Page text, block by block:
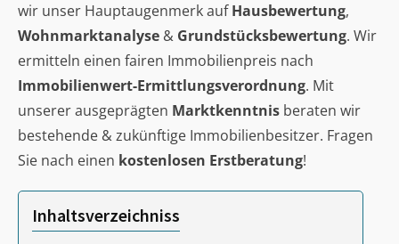
wir unser Hauptaugenmerk aufHausbewertung,
Wohnmarktanalyse & Grundstücksbewertung. Wir
ermitteln einen fairen Immobilienpreis nach
Immobilienwert-Ermittlungsverordnung. Mit
unserer ausgeprägten Marktkenntnis beraten wir
bestehende & zukünftige Immobilienbesitzer. Fragen
Sie nach einen kostenlosen Erstberatung!
Inhaltsverzeichniss